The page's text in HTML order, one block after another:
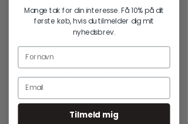
Tilføj til kurv
42,0 x 59,4 cm. Printet på 308 gsm
certificeret Hahnemühle
kunstpapir i arkivkvalitet.
Mange tak for din interesse. Få 10% på dit
første køb, hvis du tilmelder dig mit
nyhedsbrev.
Tilmeld mig